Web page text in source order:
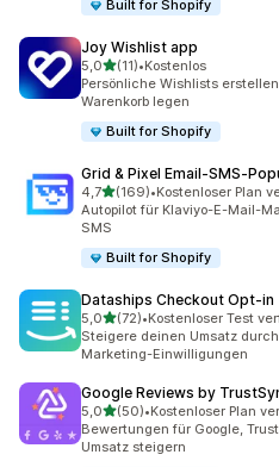
Built for Shopify
Joy Wishlist app
5,0von 5 Sternen
(11)
11 Rezensionen insgesamt
•Kostenlos
Persönliche Wishlists
Warenkorb legen
Built for Shopify
Grid & Pixel
4,7von 5 Sternen
(169)
169 Rezensionen insgesamt
•Kostenloser Plan
Autopilot für Klaviyo-E-Mail-
SMS
Built for Shopify
Dataships Checkout Opt‑in
5,0von 5 Sternen
(72)
72 Rezensionen insgesamt
•Kostenloser Test
Steigere deinen Umsatz
Marketing-Einwilligungen
Google Reviews by
5,0von 5 Sternen
(50)
50 Rezensionen insgesamt
•Kostenloser Plan
Bewertungen für Google,
Umsatz steigern